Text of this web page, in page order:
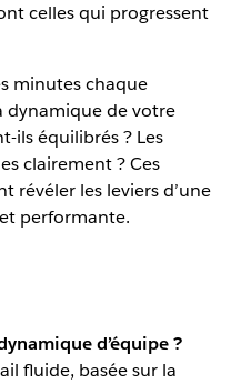
celles qui progressent
minutes chaque
dynamique de votre
ils équilibrés ? Les
clairement ? Ces
révéler les leviers d’une
performante.
d’équipe ?
fluide, basée sur la